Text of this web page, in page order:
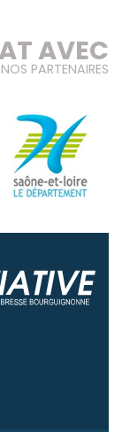
AVEC
PARTENAIRES